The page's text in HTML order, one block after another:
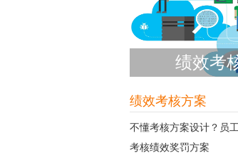
绩效考
绩效考核方案
不懂考核方案设计？员
考核绩效奖罚方案